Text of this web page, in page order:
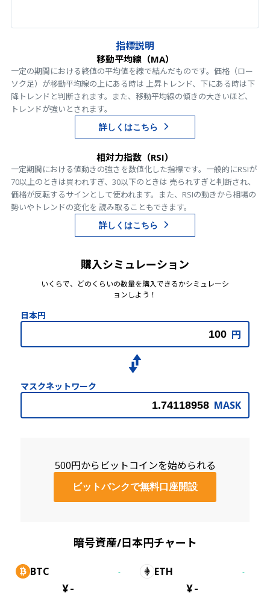
指標説明
移動平均線（MA）
一定の期間における終値の平均値を線で結んだものです。価格（ロー
ソク足）が移動平均線の上にある時は 上昇トレンド、下にある時は下
降トレンドと判断されます。また、移動平均線の傾きの大きいほど、
トレンドが強いとされます。
詳しくはこちら
相対力指数（RSI）
一定期間における値動きの強さを数値化した指標です。一般的にRSIが
70以上のときは買われすぎ、30以下のときは 売られすぎと判断され、
価格が反転するサインとして使われます。また、RSIの動きから相場の
勢いやトレンドの変化を 読み取ることもできます。
詳しくはこちら
購入シミュレーション
いくらで、どのくらいの数量を購入できるかシミュレーシ
ョンしよう！
日本円
円
マスクネットワーク
MASK
500円からビットコインを始められる
ビットバンクで無料口座開設
暗号資産/日本円チャート
BTC -
¥-
ETH -
¥-